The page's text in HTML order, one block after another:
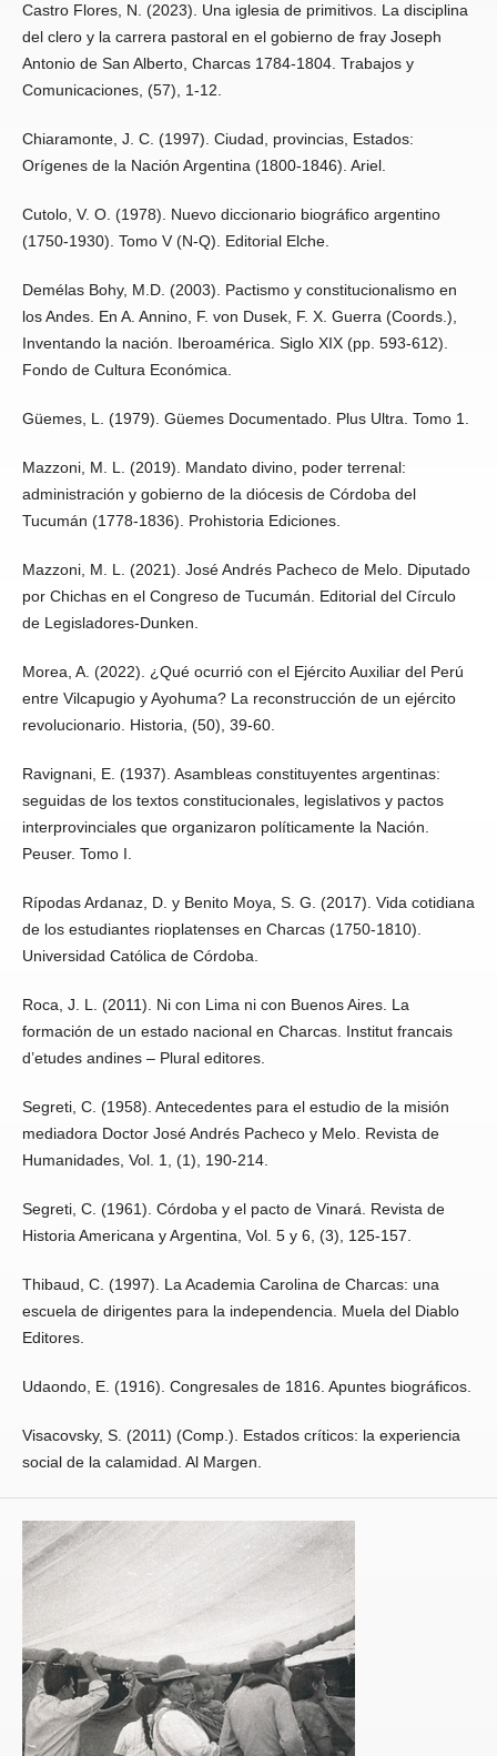
Castro Flores, N. (2023). Una iglesia de primitivos. La disciplina
del clero y la carrera pastoral en el gobierno de fray Joseph
Antonio de San Alberto, Charcas 1784-1804. Trabajos y
Comunicaciones, (57), 1-12.
Chiaramonte, J. C. (1997). Ciudad, provincias, Estados:
Orígenes de la Nación Argentina (1800-1846). Ariel.
Cutolo, V. O. (1978). Nuevo diccionario biográfico argentino
(1750-1930). Tomo V (N-Q). Editorial Elche.
Demélas Bohy, M.D. (2003). Pactismo y constitucionalismo en
los Andes. En A. Annino, F. von Dusek, F. X. Guerra (Coords.),
Inventando la nación. Iberoamérica. Siglo XIX (pp. 593-612).
Fondo de Cultura Económica.
Güemes, L. (1979). Güemes Documentado. Plus Ultra. Tomo 1.
Mazzoni, M. L. (2019). Mandato divino, poder terrenal:
administración y gobierno de la diócesis de Córdoba del
Tucumán (1778-1836). Prohistoria Ediciones.
Mazzoni, M. L. (2021). José Andrés Pacheco de Melo. Diputado
por Chichas en el Congreso de Tucumán. Editorial del Círculo
de Legisladores-Dunken.
Morea, A. (2022). ¿Qué ocurrió con el Ejército Auxiliar del Perú
entre Vilcapugio y Ayohuma? La reconstrucción de un ejército
revolucionario. Historia, (50), 39-60.
Ravignani, E. (1937). Asambleas constituyentes argentinas:
seguidas de los textos constitucionales, legislativos y pactos
interprovinciales que organizaron políticamente la Nación.
Peuser. Tomo I.
Rípodas Ardanaz, D. y Benito Moya, S. G. (2017). Vida cotidiana
de los estudiantes rioplatenses en Charcas (1750-1810).
Universidad Católica de Córdoba.
Roca, J. L. (2011). Ni con Lima ni con Buenos Aires. La
formación de un estado nacional en Charcas. Institut francais
d’etudes andines – Plural editores.
Segreti, C. (1958). Antecedentes para el estudio de la misión
mediadora Doctor José Andrés Pacheco y Melo. Revista de
Humanidades, Vol. 1, (1), 190-214.
Segreti, C. (1961). Córdoba y el pacto de Vinará. Revista de
Historia Americana y Argentina, Vol. 5 y 6, (3), 125-157.
Thibaud, C. (1997). La Academia Carolina de Charcas: una
escuela de dirigentes para la independencia. Muela del Diablo
Editores.
Udaondo, E. (1916). Congresales de 1816. Apuntes biográficos.
Visacovsky, S. (2011) (Comp.). Estados críticos: la experiencia
social de la calamidad. Al Margen.